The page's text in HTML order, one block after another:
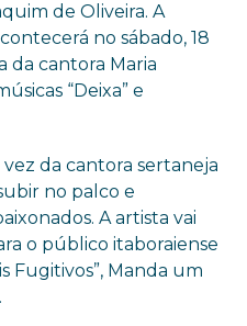
de Oliveira. A
no sábado, 18
da cantora Maria
“Deixa” e
vez da cantora sertaneja
no palco e
A artista vai
o público itaboraiense
Fugitivos”, Manda um